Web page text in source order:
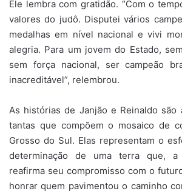
Ele lembra com gratidão. “Com o
valores do judô. Disputei vários
medalhas em nível nacional e vivi
alegria. Para um jovem do Estado,
sem força nacional, ser campeão
inacreditável”, relembrou.
As histórias de Janjão e Reinaldo são
tantas que compõem o mosaico de
Grosso do Sul. Elas representam o
determinação de uma terra que, a
reafirma seu compromisso com o
honrar quem pavimentou o caminho